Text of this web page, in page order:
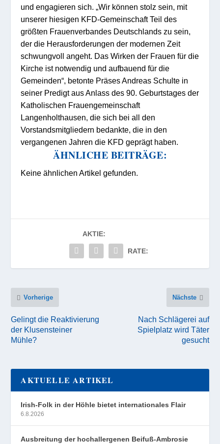
und engagieren sich. „Wir können stolz sein, mit
unserer hiesigen KFD-Gemeinschaft Teil des
größten Frauenverbandes Deutschlands zu sein,
der die Herausforderungen der modernen Zeit
schwungvoll angeht. Das Wirken der Frauen für die
Kirche ist notwendig und aufbauend für die
Gemeinden“, betonte Präses Andreas Schulte in
seiner Predigt aus Anlass des 90. Geburtstages der
Katholischen Frauengemeinschaft
Langenholthausen, die sich bei all den
Vorstandsmitgliedern bedankte, die in den
vergangenen Jahren die KFD geprägt haben.
ÄHNLICHE BEITRÄGE:
Keine ähnlichen Artikel gefunden.
AKTIE:
RATE:
Vorherige
Gelingt die Reaktivierung
der Klusensteiner
Mühle?
Nächste
Nach Schlägerei auf
Spielplatz wird Täter
gesucht
AKTUELLE ARTIKEL
Irish-Folk in der Höhle bietet internationales Flair
6.8.2026
Ausbreitung der hochallergenen Beifuß-Ambrosie